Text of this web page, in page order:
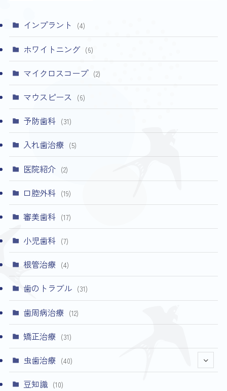
インプラント (4)
ホワイトニング (6)
マイクロスコープ (2)
マウスピース (6)
予防歯科 (31)
入れ歯治療 (5)
医院紹介 (2)
口腔外科 (19)
審美歯科 (17)
小児歯科 (7)
根管治療 (4)
歯のトラブル (31)
歯周病治療 (12)
矯正治療 (31)
虫歯治療 (40)
豆知識 (10)